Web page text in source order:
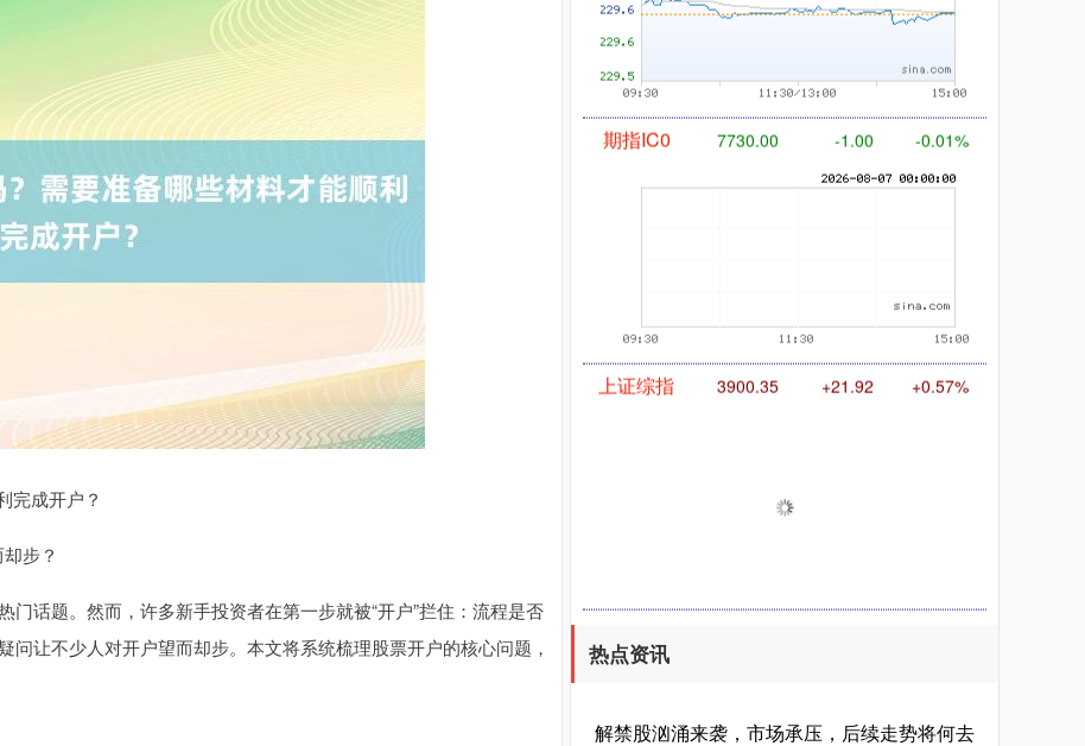
完成开户？
步？
话题。然而，许多新手投资者在第一步就被“开户”拦住：流程是否
让不少人对开户望而却步。本文将系统梳理股票开户的核心问题，
热点资讯
解禁股汹涌来袭，市场承压，后续走势将何去